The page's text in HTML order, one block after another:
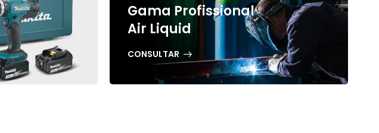
Gama Profissional
Air Liquid
CONSULTAR